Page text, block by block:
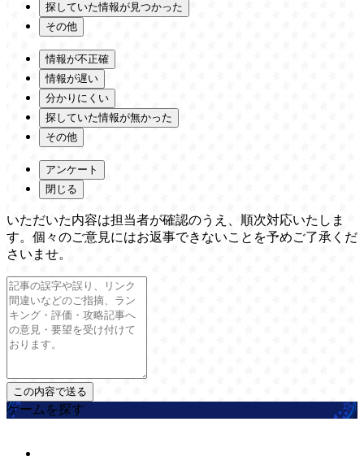
探していた情報が見つかった
その他
情報が不正確
情報が遅い
分かりにくい
探していた情報が無かった
その他
アンケート
閉じる
いただいた内容は担当者が確認のうえ、順次対応いたしま
す。個々のご意見にはお返事できないことを予めご了承くだ
さいませ。
ゲームを探す